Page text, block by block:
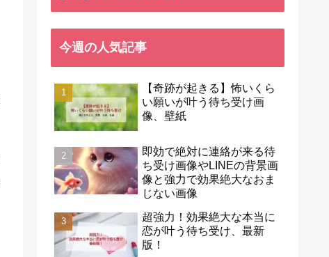
今週の人気記事
【奇跡が起きる】怖いくら
い願いが叶う待ち受け画
像、壁紙
即効で絶対に連絡が来る待
ち受け画像やLINEの背景画
像と強力で効果絶大なおま
じない画像
超強力！効果絶大な本当に
恋が叶う待ち受け、最新
版！